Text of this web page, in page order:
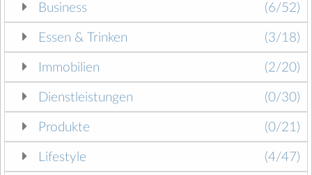
Business (6/52)
Essen & Trinken (3/18)
Immobilien (2/20)
Dienstleistungen (0/30)
Produkte (0/21)
Lifestyle (4/47)